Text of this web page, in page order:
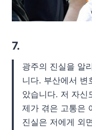
7.
광주의 진실을 알
니다. 부산에서 변
았습니다. 저 자신
제가 겪은 고통은
진실은 저에게 외